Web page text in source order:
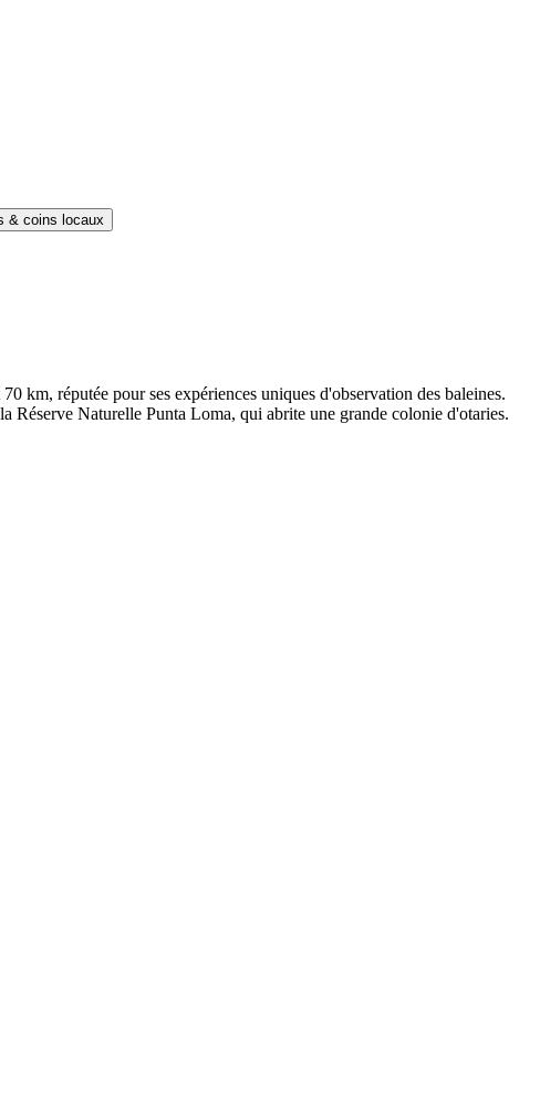
& coins locaux
km, réputée pour ses expériences uniques d'observation des baleines.
Réserve Naturelle Punta Loma, qui abrite une grande colonie d'otaries.